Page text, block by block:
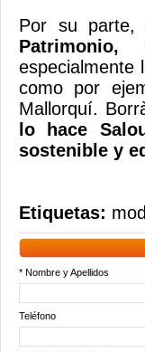
Por su parte,
Patrimonio,
especialmente
como por
Mallorquí.
lo hace
sostenible y
Etiquetas:
* Nombre y Apellidos
Teléfono